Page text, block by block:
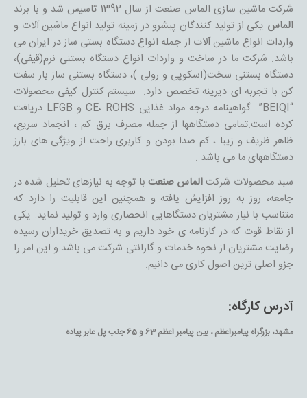
شرکت ماشین سازی الماس صنعت از سال 1392 تاسیس شد و با برند
الماس یکی از تولید کنندگان پیشرو در زمینه تولید انواع ماشین آلات و
واردات انواع ماشین آلات از جمله انواع دستگاه بستی ساز در ایران می
باشد. شرکت ما در ساخت و واردات انواع دستگاه بستنی نرم(قیفی)،
دستگاه بستنی سخت(اسکوپی و رولی )، دستگاه بستنی ساز بار سفت
کن با تجربه ای دیرینه تخصص دارد. سیستم کنترل کیفی محصولات
“BEIQI” گواهینامه درجه مواد غذایی CE، ROHS و LFGB دریافت
کرده است.تمامی دستگاهها از جمله مصرف برق کم ، انجماد سریع،
ظاهر ظریف و زیبا ، کم صدا بودن و کاربری راحت از ویژگی های بارز
دستگاههای ما می باشد .
سبد محصولات شرکتالماس صنعت با توجه به نیازهای تحلیل شده در
جامعه، روز به روز افزایش يافته و همچنین این قابلیت را دارد که
متناسب با نیاز مشتریان دستگاهایی انحصاری وارد و تولید نماید. یکی
از نقاط قوت که در کارنامه ی خود داریم و به تصدیق خریداران رسیده
رضایت مشتریان از نحوه خدمات و گارانتی شرکت می باشد و این امر را
جزو اصلی ترین اصول کاری می دانیم.
آدرس کارگاه:
مشهد، بزرگراه پیامبراعظم ، بین پیامبر اعظم 63 و 65 جنب پل عابر پیاده